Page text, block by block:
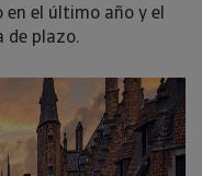
en el último año y el
de plazo.